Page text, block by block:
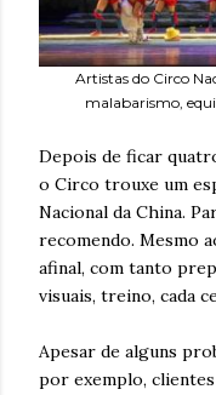
Artistas do Circo
malabarismo,
Depois de ficar
o Circo trouxe um
Nacional da China.
recomendo. Mesmo
afinal, com tanto
visuais, treino, cada
Apesar de alguns
por exemplo,